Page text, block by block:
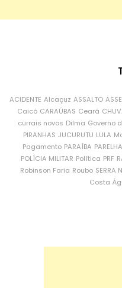
ACIDENTE Alcaçuz ASSALTO
Caicó CARAÚBAS Ceará
currais novos Dilma Governo
PIRANHAS JUCURUTU LULA
Pagamento PARAÍBA
POLÍCIA MILITAR Política PRF
Robinson Faria Roubo SERRA
Costa